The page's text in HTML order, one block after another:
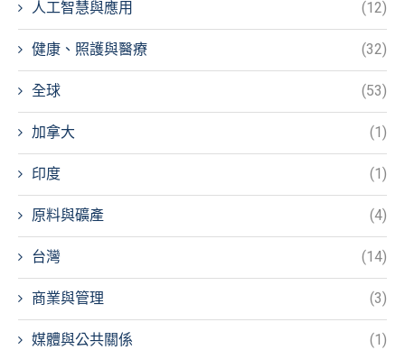
人工智慧與應用 (12)
健康、照護與醫療 (32)
全球 (53)
加拿大 (1)
印度 (1)
原料與礦產 (4)
台灣 (14)
商業與管理 (3)
媒體與公共關係 (1)